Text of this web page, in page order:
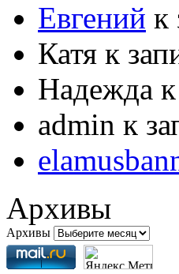
Евгений к
Катя к
Надежда
admin к
Архивы
Архивы